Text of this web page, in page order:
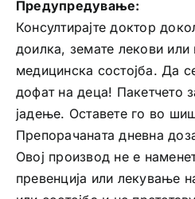
Предупредување:
Консултирајте доктор
доилка, земате лекови или
медицинска состојба. Да
дофат на деца! Пакетчето
јадење. Оставете го во
Препорачаната дневна
Овој производ не е
превенција или лекување